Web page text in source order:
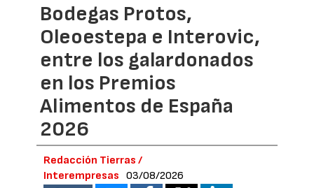
Bodegas Protos,
Oleoestepa e Interovic,
entre los galardonados
en los Premios
Alimentos de España
2026
Redacción Tierras /
Interempresas
03/08/2026